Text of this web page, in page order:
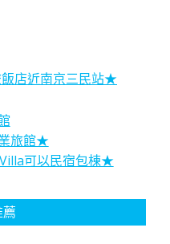
飯店近南京三民站★
旅館★
Villa可以民宿包棟★